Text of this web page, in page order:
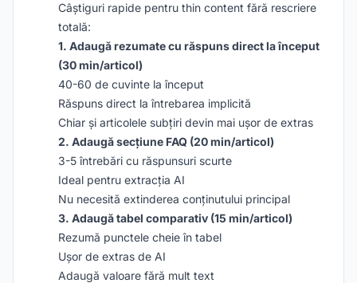
Câștiguri rapide pentru thin content fără rescriere
totală:
1. Adaugă rezumate cu răspuns direct la început
(30 min/articol)
40-60 de cuvinte la început
Răspuns direct la întrebarea implicită
Chiar și articolele subțiri devin mai ușor de extras
2. Adaugă secțiune FAQ (20 min/articol)
3-5 întrebări cu răspunsuri scurte
Ideal pentru extracția AI
Nu necesită extinderea conținutului principal
3. Adaugă tabel comparativ (15 min/articol)
Rezumă punctele cheie în tabel
Ușor de extras de AI
Adaugă valoare fără mult text